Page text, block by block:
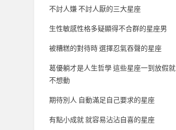
不討人嫌 不討人厭的三大星座
生性敏感性格多疑顯得不合群的星座男
被糟糕的對待時 選擇忍氣吞聲的星座
葛優躺才是人生哲學 這些星座一到放假就
不想動
期待別人 自動滿足自己要求的星座
有點小成就 就容易沾沾自喜的星座